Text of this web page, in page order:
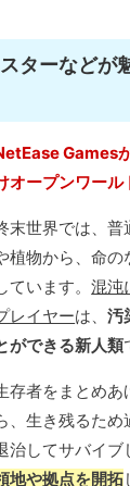
ターなど
Games
オープンワール
末世界では、普
植物から、命の
ています。混沌
レイヤーは、汚
ができる新人類
存者をまとめあ
、生き残るた
治してサバイブ
地や拠点を開拓